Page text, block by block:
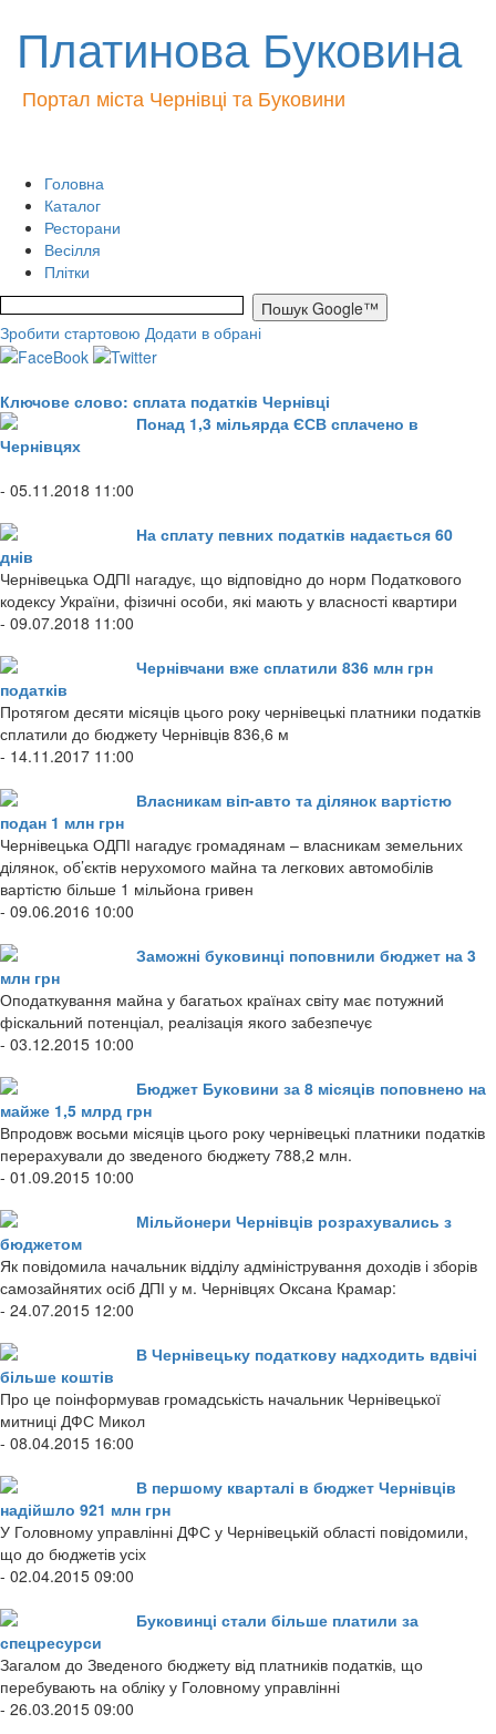
Платинова Буковина
Портал міста Чернівці та Буковини
Головна
Каталог
Ресторани
Весілля
Плітки
Зробити стартовою Додати в обрані
Ключове слово: сплата податків Чернівці
Понад 1,3 мільярда ЄСВ сплачено в
Чернівцях
- 05.11.2018 11:00
На сплату певних податків надається 60
днів
Чернівецька ОДПІ нагадує, що відповідно до норм Податкового
кодексу України, фізичні особи, які мають у власності квартири
- 09.07.2018 11:00
Чернівчани вже сплатили 836 млн грн
податків
Протягом десяти місяців цього року чернівецькі платники податків
сплатили до бюджету Чернівців 836,6 м
- 14.11.2017 11:00
Власникам віп-авто та ділянок вартістю
подан 1 млн грн
Чернівецька ОДПІ нагадує громадянам – власникам земельних
ділянок, об’єктів нерухомого майна та легкових автомобілів
вартістю більше 1 мільйона гривен
- 09.06.2016 10:00
Заможні буковинці поповнили бюджет на 3
млн грн
Оподаткування майна у багатьох країнах світу має потужний
фіскальний потенціал, реалізація якого забезпечує
- 03.12.2015 10:00
Бюджет Буковини за 8 місяців поповнено на
майже 1,5 млрд грн
Впродовж восьми місяців цього року чернівецькі платники податків
перерахували до зведеного бюджету 788,2 млн.
- 01.09.2015 10:00
Мільйонери Чернівців розрахувались з
бюджетом
Як повідомила начальник відділу адміністрування доходів і зборів
самозайнятих осіб ДПІ у м. Чернівцях Оксана Крамар:
- 24.07.2015 12:00
В Чернівецьку податкову надходить вдвічі
більше коштів
Про це поінформував громадськість начальник Чернівецької
митниці ДФС Микол
- 08.04.2015 16:00
В першому кварталі в бюджет Чернівців
надійшло 921 млн грн
У Головному управлінні ДФС у Чернівецькій області повідомили,
що до бюджетів усіх
- 02.04.2015 09:00
Буковинці стали більше платили за
спецресурси
Загалом до Зведеного бюджету від платників податків, що
перебувають на обліку у Головному управлінні
- 26.03.2015 09:00